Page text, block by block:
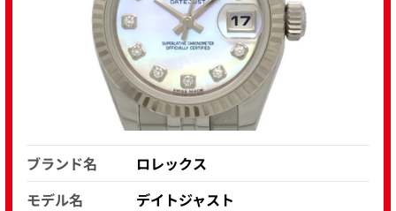
ブランド名
ロレックス
モデル名
デイトジャスト